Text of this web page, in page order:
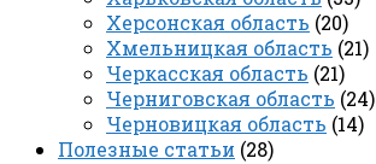
Херсонская область (20)
Хмельницкая область (21)
Черкасская область (21)
Черниговская область (24)
Черновицкая область (14)
Полезные статьи (28)